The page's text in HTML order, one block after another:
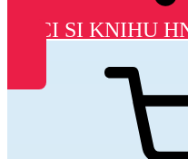
CHCI SI KNIHU